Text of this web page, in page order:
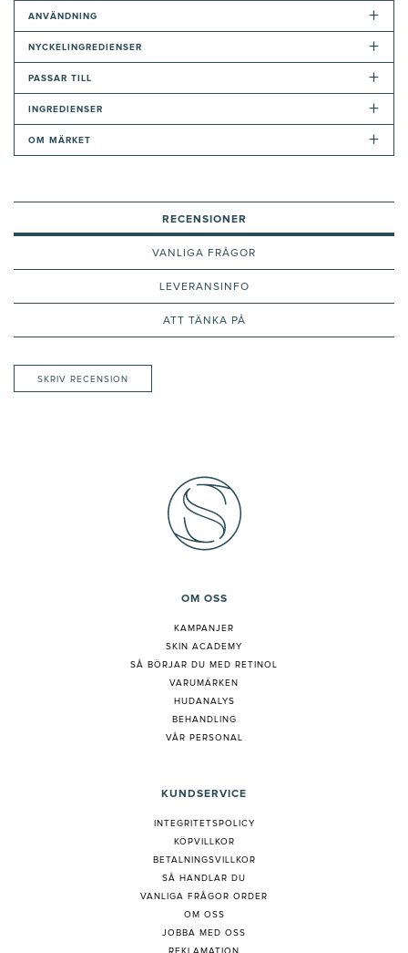
ANVÄNDNING +
NYCKELINGREDIENSER +
PASSAR TILL +
INGREDIENSER +
OM MÄRKET +
RECENSIONER
VANLIGA FRÅGOR
LEVERANSINFO
ATT TÄNKA PÅ
SKRIV RECENSION
OM OSS
KAMPANJER
SKIN ACADEMY
SÅ BÖRJAR DU MED RETINOL
VARUMÄRKEN
HUDANALYS
BEHANDLING
VÅR PERSONAL
KUNDSERVICE
INTEGRITETSPOLICY
KÖPVILLKOR
BETALNINGSVILLKOR
SÅ HANDLAR DU
VANLIGA FRÅGOR ORDER
OM OSS
JOBBA MED OSS
REKLAMATION